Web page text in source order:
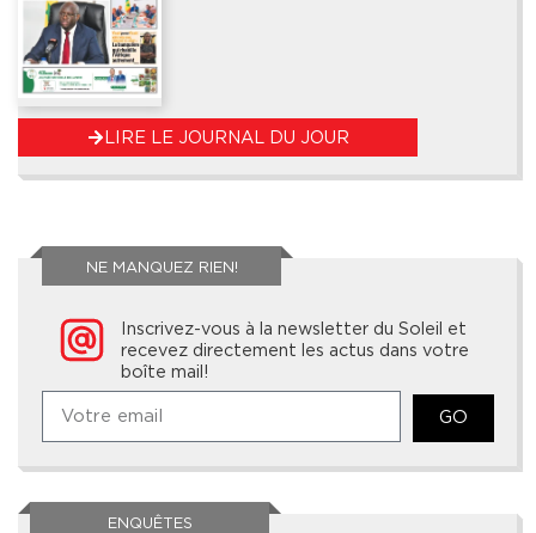
LIRE LE JOURNAL DU JOUR
NE MANQUEZ RIEN!
Inscrivez-vous à la newsletter du Soleil et
recevez directement les actus dans votre
boîte mail!
GO
ENQUÊTES